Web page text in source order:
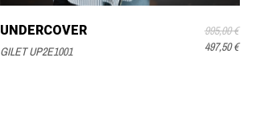
UNDERCOVER
GILET UP2E1001
995,00 €
497,50 €